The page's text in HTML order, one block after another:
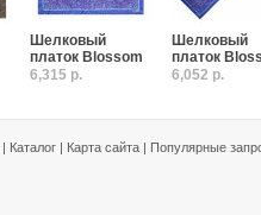
Шелковый
платок Blossom
6,315 р.
Шелковый
платок
6,052 р.
| Каталог | Карта сайта | Популярные